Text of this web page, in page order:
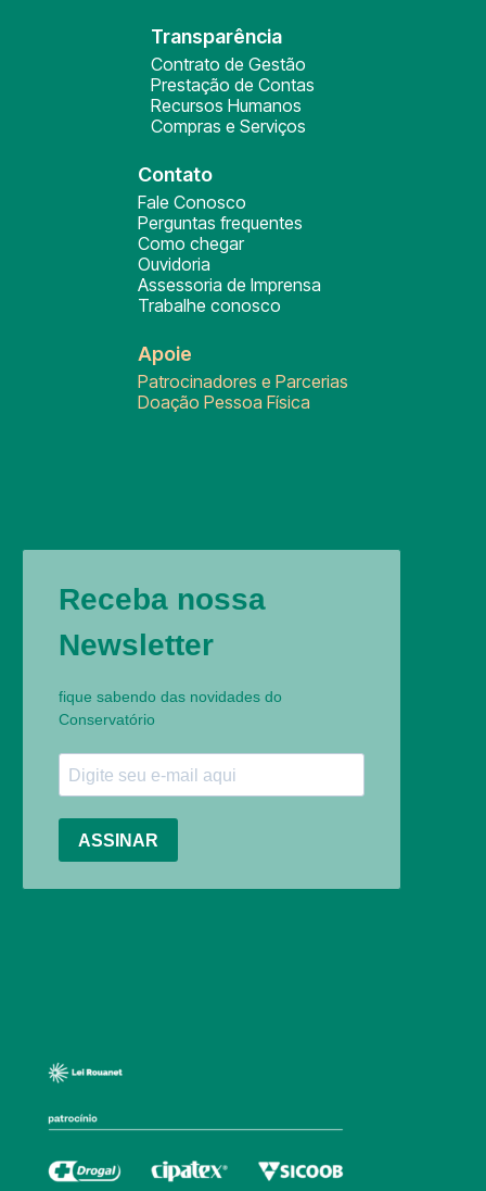
Transparência
Contrato de Gestão
Prestação de Contas
Recursos Humanos
Compras e Serviços
Contato
Fale Conosco
Perguntas frequentes
Como chegar
Ouvidoria
Assessoria de Imprensa
Trabalhe conosco
Apoie
Patrocinadores e Parcerias
Doação Pessoa Física